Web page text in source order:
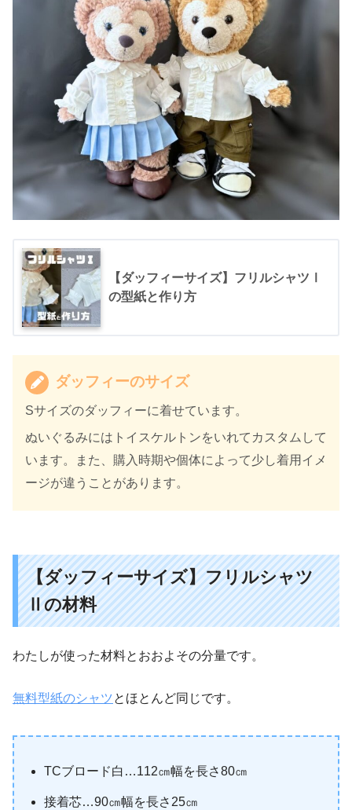
【ダッフィーサイズ】フリルシャツⅠ
の型紙と作り方
ダッフィーのサイズ
Sサイズのダッフィーに着せています。
ぬいぐるみにはトイスケルトンをいれてカスタムして
います。また、購入時期や個体によって少し着用イメ
ージが違うことがあります。
【ダッフィーサイズ】フリルシャツ
Ⅱの材料
わたしが使った材料とおおよその分量です。
無料型紙のシャツとほとんど同じです。
TCブロード白…112㎝幅を長さ80㎝
接着芯…90㎝幅を長さ25㎝